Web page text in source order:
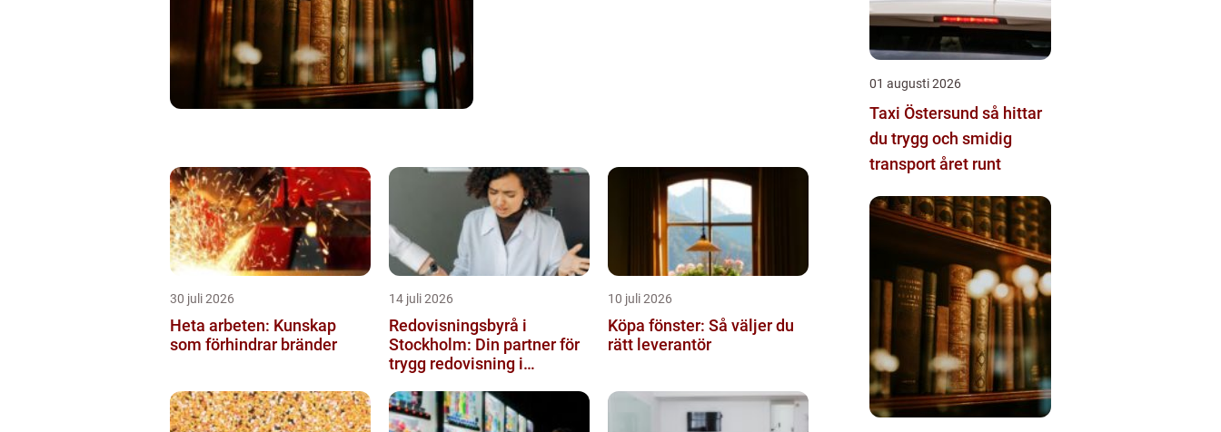
30 juli 2026
Heta arbeten: Kunskap
som förhindrar bränder
14 juli 2026
Redovisningsbyrå i
Stockholm: Din partner för
trygg redovisning i
10 juli 2026
Köpa fönster: Så väljer du
rätt leverantör
01 augusti 2026
Taxi Östersund så hittar
du trygg och smidig
transport året runt